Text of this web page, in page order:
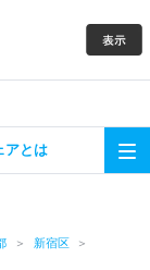
アとは
新宿区